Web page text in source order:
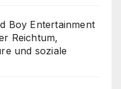
Boy Entertainment
Reichtum,
und soziale